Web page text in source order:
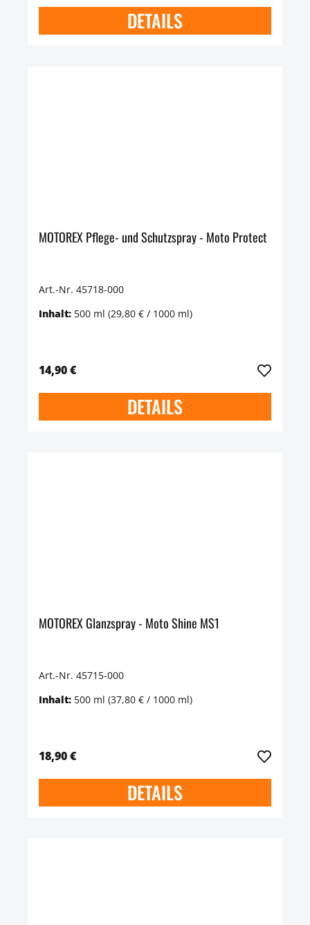
DETAILS
MOTOREX Pflege- und Schutzspray - Moto Protect
Art.-Nr. 45718-000
Inhalt: 500 ml (29,80 € / 1000 ml)
14,90 €
DETAILS
MOTOREX Glanzspray - Moto Shine MS1
Art.-Nr. 45715-000
Inhalt: 500 ml (37,80 € / 1000 ml)
18,90 €
DETAILS